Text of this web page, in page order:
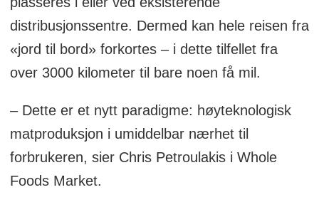
distribusjonssentre. Dermed kan hele reisen fra
«jord til bord» forkortes – i dette tilfellet fra
over 3000 kilometer til bare noen få mil.
– Dette er et nytt paradigme: høyteknologisk
matproduksjon i umiddelbar nærhet til
forbrukeren, sier Chris Petroulakis i Whole
Foods Market.